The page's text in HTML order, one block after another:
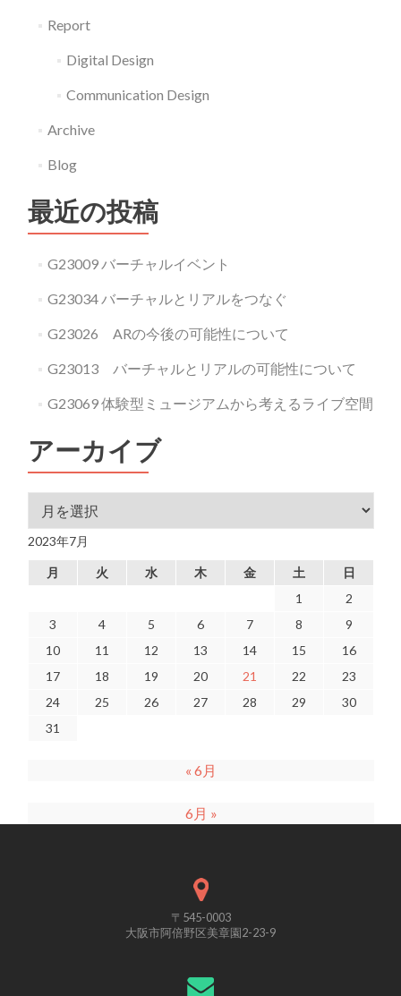
Report
Digital Design
Communication Design
Archive
Blog
最近の投稿
G23009 バーチャルイベント
G23034 バーチャルとリアルをつなぐ
G23026 ARの今後の可能性について
G23013 バーチャルとリアルの可能性について
G23069 体験型ミュージアムから考えるライブ空間
アーカイブ
アーカイブ
2023年7月
月 火 水 木 金 土
日
1
2
3
4 5 6 7 8
9
10
11 12 13 14 15
16
17
18 19 20 21 22
23
24
25 26 27 28 29
30
31
« 6月
6月 »
〒545-0003
大阪市阿倍野区美章園2-23-9